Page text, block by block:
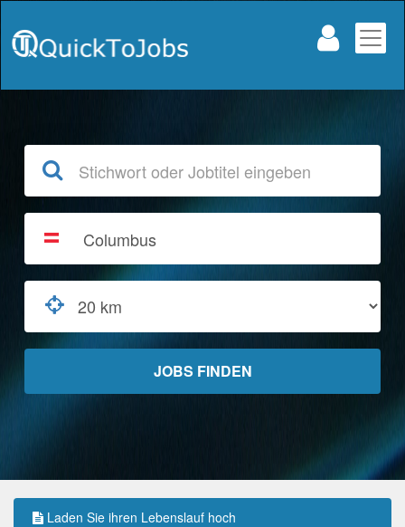
Laden Sie ihren Lebenslauf hoch